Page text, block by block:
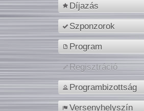
Díjazás
Szponzorok
Program
Regisztráció
Programbizottság
Versenyhelyszín